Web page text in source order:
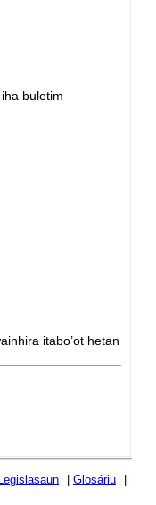
buletim
itabo’ot hetan
Legislasaun Glosáriu